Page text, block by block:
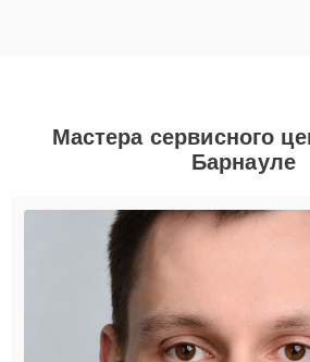
Мастера сервисного
Барнауле